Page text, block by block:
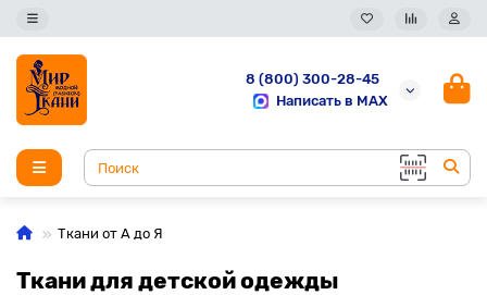
8 (800) 300-28-45
Написать в MAX
Ткани от А до Я
Ткани для детской одежды